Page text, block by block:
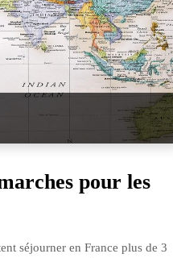
pour les
séjourner en France plus de 3